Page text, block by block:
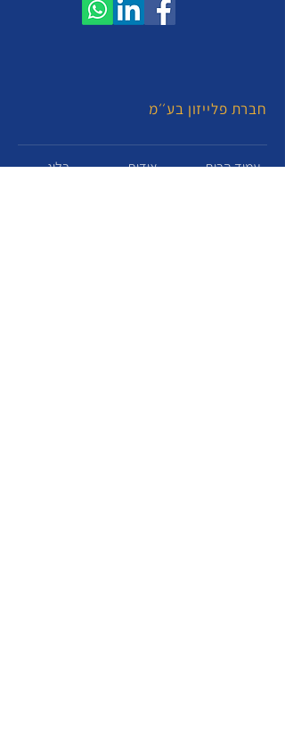
חברת פלייזון בע׳׳מ
בלוג אודות עמוד הבית